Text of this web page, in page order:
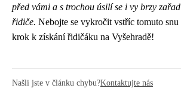
před vámi a s trochou úsilí se i vy brzy
řidiče. Nebojte se vykročit vstříc tomuto
krok k získání řidičáku na Vyšehradě!
Našli jste v článku chybu?Kontaktujte nás